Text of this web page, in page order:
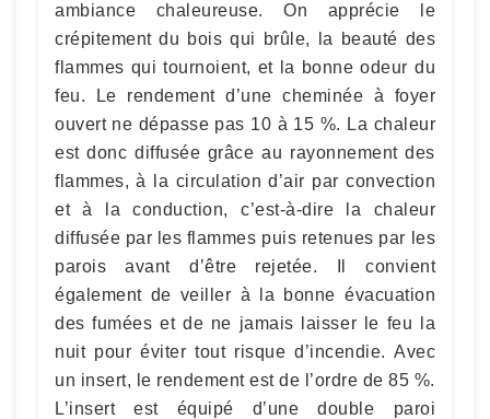
ambiance chaleureuse. On apprécie le
crépitement du bois qui brûle, la beauté des
flammes qui tournoient, et la bonne odeur du
feu. Le rendement d’une cheminée à foyer
ouvert ne dépasse pas 10 à 15 %. La chaleur
est donc diffusée grâce au rayonnement des
flammes, à la circulation d’air par convection
et à la conduction, c’est-à-dire la chaleur
diffusée par les flammes puis retenues par les
parois avant d’être rejetée. Il convient
également de veiller à la bonne évacuation
des fumées et de ne jamais laisser le feu la
nuit pour éviter tout risque d’incendie. Avec
un insert, le rendement est de l’ordre de 85 %.
L’insert est équipé d’une double paroi